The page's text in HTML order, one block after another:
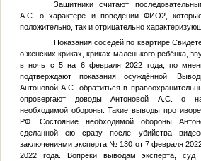
Защитники считают
А.С. о характере и поведенииФИО2 ,
положительно, так и отрицательно
Показания соседей по квартире
о женских криках, криках маленького ребёнка,
в ночь с 5 на 6 февраля 2022 года, по
подтверждают показания осуждённой.
Антоновой А.С. обратиться в
опровергают доводы Антоновой А.С. о
необходимой обороны. Такие выводы
РФ. Состояние необходимой обороны
сделанной ею сразу после убийства
заключениями эксперта № 130 от 7 февраля
2022 года. Вопреки выводам эксперта, суд